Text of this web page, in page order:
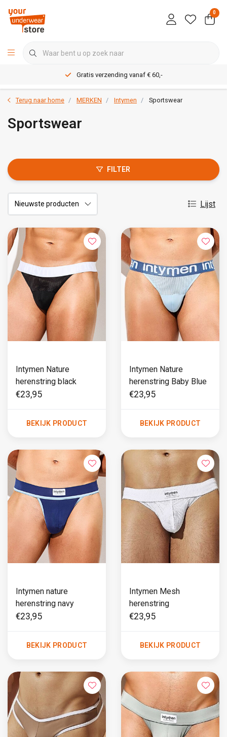
0
Gratis verzending vanaf € 60,-
Terug naar home MERKEN Intymen Sportswear
Sportswear
FILTER
Lijst
Intymen Nature
herenstring black
€23,95
BEKIJK PRODUCT
Intymen Nature
herenstring Baby Blue
€23,95
BEKIJK PRODUCT
Intymen nature
herenstring navy
€23,95
BEKIJK PRODUCT
Intymen Mesh
herenstring
€23,95
BEKIJK PRODUCT